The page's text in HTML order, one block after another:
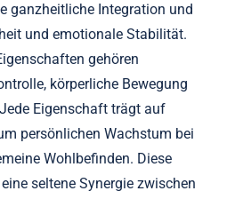
ganzheitliche Integration und
und emotionale Stabilität.
gehören
körperliche Bewegung
Eigenschaft trägt auf
persönlichen Wachstum bei
Wohlbefinden. Diese
seltene Synergie zwischen